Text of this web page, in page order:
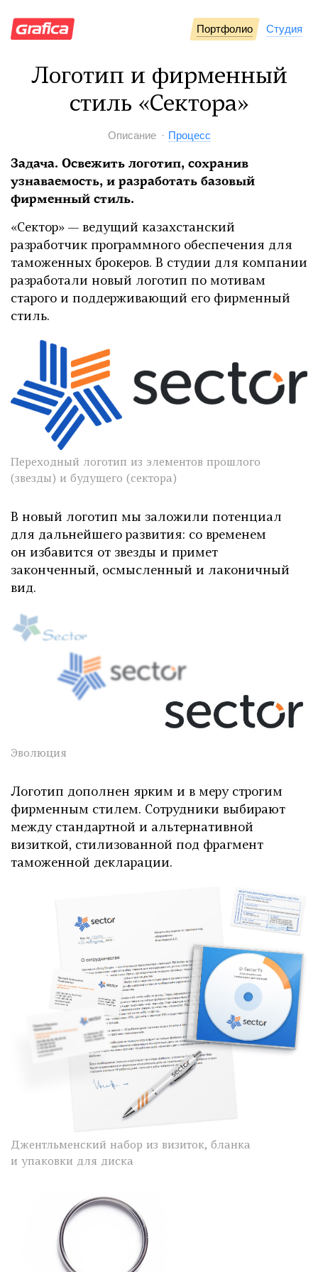
Портфолио Студия
Логотип и фирменный
стиль «Сектора»
Описание Процесс
Задача. Освежить логотип, сохранив
узнаваемость, и разработать базовый
фирменный стиль.
«Сектор» — ведущий казахстанский
разработчик программного обеспечения для
таможенных брокеров. В студии для компании
разработали новый логотип по мотивам
старого и поддерживающий его фирменный
стиль.
Переходный логотип из элементов прошлого
(звезды) и будущего (сектора)
В новый логотип мы заложили потенциал
для дальнейшего развития: со временем
он избавится от звезды и примет
законченный, осмысленный и лаконичный
вид.
Эволюция
Логотип дополнен ярким и в меру строгим
фирменным стилем. Сотрудники выбирают
между стандартной и альтернативной
визиткой, стилизованной под фрагмент
таможенной декларации.
Джентльменский набор из визиток, бланка
и упаковки для диска